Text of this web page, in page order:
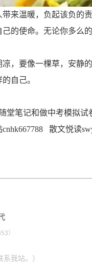
来温暖，负起该负的
的使命。无论你多么
，要像一棵草，安静
自己。
堂笔记和做中考模拟
散文悦读
）
系我站。）